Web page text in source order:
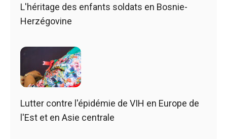
L'héritage des enfants soldats en Bosnie-
Herzégovine
Lutter contre l'épidémie de VIH en Europe de
l'Est et en Asie centrale